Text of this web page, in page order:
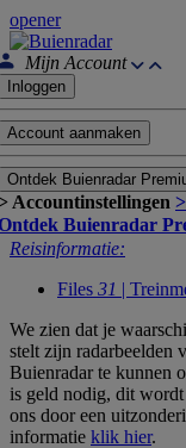
opener
Mijn Account
Inloggen
Account aanmaken
Ontdek Buienradar
Accountinstellingen
Buienradar
Reisinformatie:
Files 31 |
We zien dat je
stelt zijn radarbeelden
Buienradar te kunnen
is geld nodig, dit
ons door een
informatie klik hier.